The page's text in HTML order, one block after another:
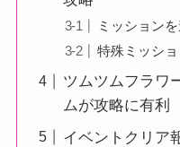
ミッション
特殊ミッシ
ツムツムフラワ
ムが攻略に有利
イベントクリア